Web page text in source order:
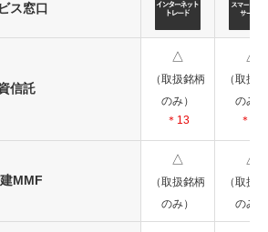
ス窓口
信託
△
（取扱銘柄
のみ）
＊13
△
（取扱
のみ）
＊13
MMF
△
（取扱銘柄
のみ）
△
（取扱
のみ）